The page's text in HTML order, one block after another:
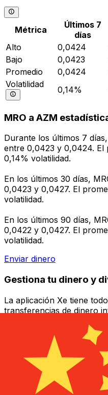
Métrica
Últimos 7
días
Alto
0,0424
Bajo
0,0423
Promedio
0,0424
Volatilidad
0,14%
MRO a AZM
Durante los últimos 7
entre 0,0423 y 0,0424.
0,14% volatilidad.
En los últimos 30 días,
0,0423 y 0,0427. El
volatilidad.
En los últimos 90 días,
0,0422 y 0,0427. El
volatilidad.
Enviar dinero
Gestiona tu dinero y
La aplicación Xe tiene
transferencias de dinero
transfiere dinero al
¡Descarga hoy!